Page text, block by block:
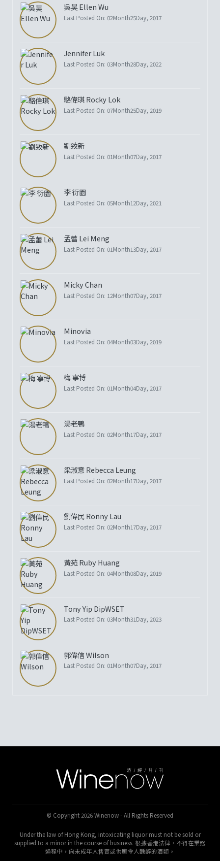
吳昊 Ellen Wu
Last Posted On: 02Month25Day, 2017
Jennifer Luk
Last Posted On: 03Month28Day, 2022
駱偉琪 Rocky Lok
Last Posted On: 07Month25Day, 2019
劉致新
Last Posted On: 01Month07Day, 2017
李 衍園
Last Posted On: 05Month12Day, 2021
孟蕾 Lei Meng
Last Posted On: 01Month13Day, 2017
Micky Chan
Last Posted On: 12Month07Day, 2017
Minovia
Last Posted On: 04Month03Day, 2019
梅 寧博
Last Posted On: 01Month04Day, 2017
湯老鴨
Last Posted On: 02Month17Day, 2017
梁淑意 Rebecca Leung
Last Posted On: 02Month17Day, 2017
劉偉民 Ronny Lau
Last Posted On: 02Month17Day, 2017
黃苑 Ruby Huang
Last Posted On: 04Month08Day, 2019
Tony Yip DipWSET
Last Posted On: 03Month31Day, 2023
郭偉信 Wilson
Last Posted On: 01Month07Day, 2017
© Copyright 2026 Winenow - All Rights Reserved
Under the law of Hong Kong, intoxicating liquor must not be sold or
supplied to a minor in the course of business. 根據香港法律，不得在業務
過程中，向未成年人售賣或供應令人醺醉的酒類。